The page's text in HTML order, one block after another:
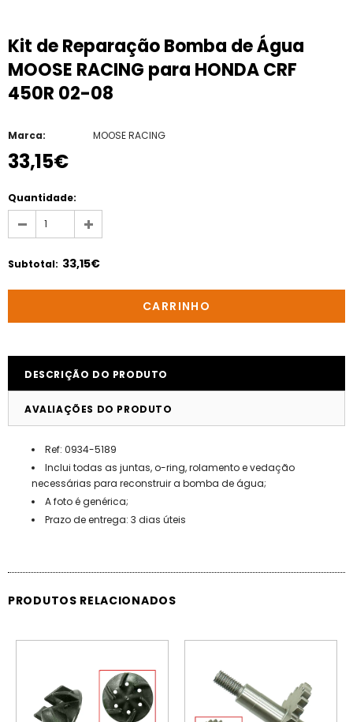
Kit de Reparação Bomba de Água
MOOSE RACING para HONDA CRF
450R 02-08
Marca: MOOSE RACING
33,15€
Quantidade:
Subtotal: 33,15€
DESCRIÇÃO DO PRODUTO
AVALIAÇÕES DO PRODUTO
Ref: 0934-5189
Inclui todas as juntas, o-ring, rolamento e vedação
necessárias para reconstruir a bomba de água;
A foto é genérica;
Prazo de entrega: 3 dias úteis
PRODUTOS RELACIONADOS